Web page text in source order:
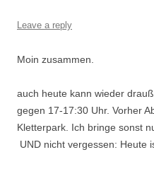
Leave a reply
Moin zusammen.
auch heute kann wieder
gegen 17-17:30 Uhr. Vorher
Kletterpark. Ich bringe sonst
UND nicht vergessen: Heute